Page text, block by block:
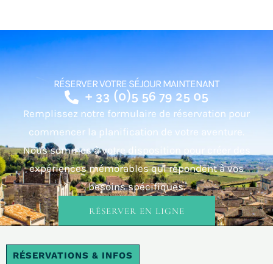
RÉSERVATIONS & INFOS
RÉSERVER VOTRE SÉJOUR MAINTENANT
+ 33 (0)5 56 79 25 05
Remplissez notre formulaire de réservation pour
commencer la planification de votre aventure.
Nous sommes à votre disposition pour créer des
expériences mémorables qui répondent à vos
besoins spécifiques.
RÉSERVER EN LIGNE